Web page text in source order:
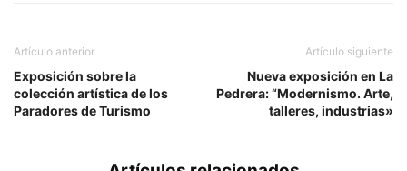
Artículo anterior
Exposición sobre la
colección artística de los
Paradores de Turismo
Artículo siguiente
Nueva exposición en La
Pedrera: “Modernismo. Arte,
talleres, industrias»